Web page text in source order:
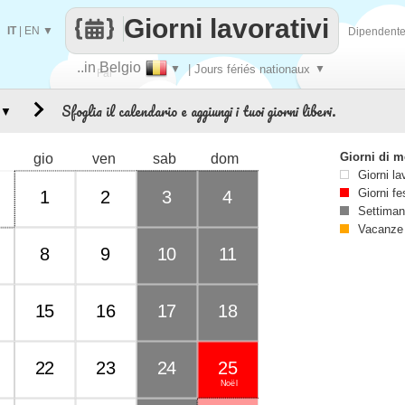
Fai
..in Belgio ▼ | Jours fériés nationaux ▼
Giorni lavorativi
IT| EN ▼
Sfoglia il calendario e aggiungi i tuoi giorni liberi.
gio ven sab dom
1 2 3 4
8 9 10 11
15 16 17 18
22 23 24
Noël
25
▼
Giorni di
Giorni
Giorni
Vacanze